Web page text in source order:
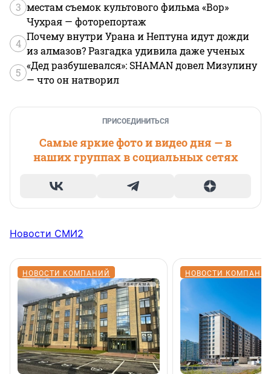
3 местам съемок культового фильма «Вор»
Чухрая — фоторепортаж
4
Почему внутри Урана и Нептуна идут дожди
из алмазов? Разгадка удивила даже ученых
5
«Дед разбушевался»: SHAMAN довел Мизулину
— что он натворил
ПРИСОЕДИНИТЬСЯ
Самые яркие фото и видео дня — в
наших группах в социальных сетях
Новости СМИ2
НОВОСТИ КОМПАНИЙ НОВОСТИ